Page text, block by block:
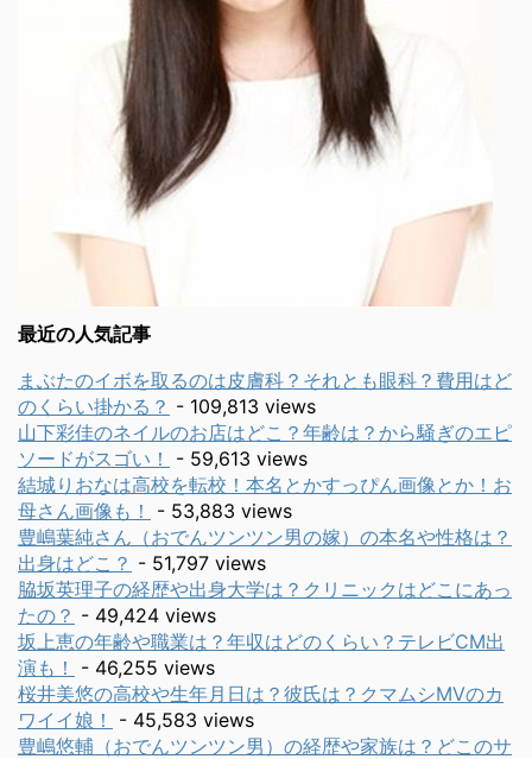
最近の人気記事
まぶたのイボを取るのは皮膚科？それとも眼科？費用はど
のくらい掛かる？ - 109,813 views
山下彩佳のネイルのお店はどこ？年齢は？から騒ぎのエピ
ソードがスゴい！
- 59,613 views
結城りおなは高校を転校！本名とかすっぴん画像とか！お
母さん画像も！
- 53,883 views
豊嶋葉純さん（おでんツンツン男の嫁）の本名や性格は？
出身はどこ？ - 51,797 views
脇坂英理子の経歴や出身大学は？クリニックはどこにあっ
たの？ - 49,424 views
坂上恵の年齢や職業は？年収はどのくらい？テレビCM出
演も！
- 46,255 views
桜井美悠の高校や生年月日は？彼氏は？クマムシMVのカ
ワイイ娘！
- 45,583 views
豊嶋悠輔（おでんツンツン男）の経歴や家族は？どこのサ